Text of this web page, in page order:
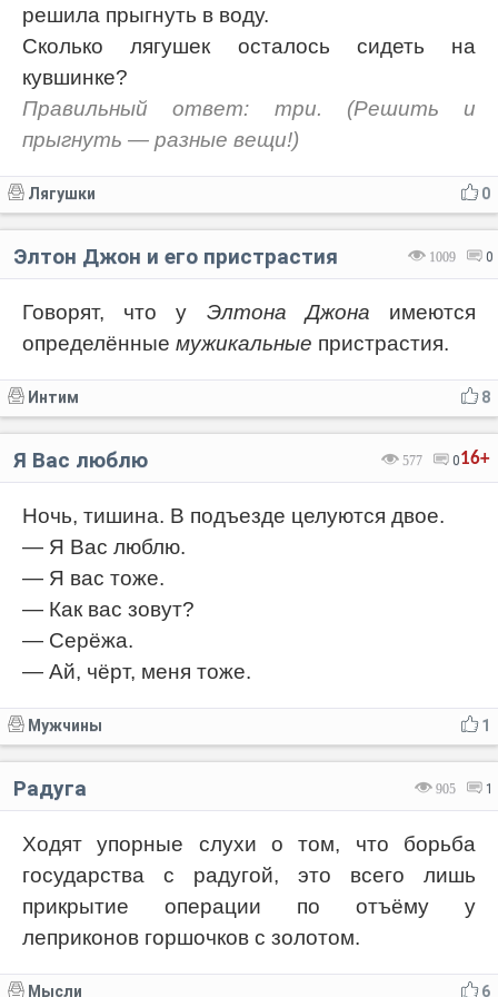
решила прыгнуть в воду.
Сколько лягушек осталось сидеть на
кувшинке?
Правильный ответ: три. (Решить и
прыгнуть — разные вещи!)
0
Лягушки
1009 0
Элтон Джон и его пристрастия
Говорят, что у Элтона Джона имеются
определённые мужикальные пристрастия.
8
Интим
16+
577 0
Я Вас люблю
Ночь, тишина. В подъезде целуются двое.
— Я Вас люблю.
— Я вас тоже.
— Как вас зовут?
— Серёжа.
— Ай, чёрт, меня тоже.
1
Мужчины
905 1
Радуга
Ходят упорные слухи о том, что борьба
государства с радугой, это всего лишь
прикрытие операции по отъёму у
леприконов горшочков с золотом.
6
Мысли